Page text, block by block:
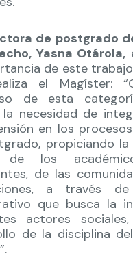
de postgrado
Yasna Otárola,
de este
el Magíster:
de esta
la necesidad de
en los
propiciando
de los
de las
a través
que busca la
actores
de la disciplina